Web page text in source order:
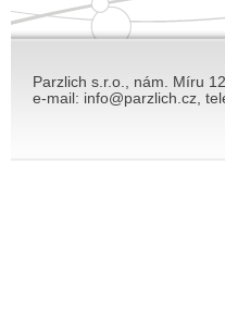
Parzlich s.r.o., nám. Míru
e-mail: info@parzlich.cz,